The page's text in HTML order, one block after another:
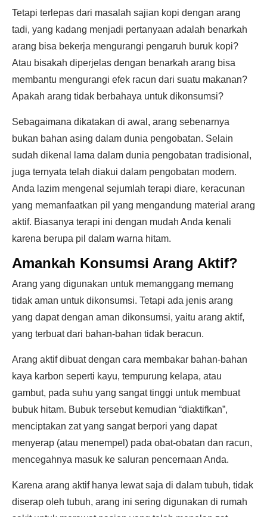
Tetapi terlepas dari masalah sajian kopi dengan arang
tadi, yang kadang menjadi pertanyaan adalah benarkah
arang bisa bekerja mengurangi pengaruh buruk kopi?
Atau bisakah diperjelas dengan benarkah arang bisa
membantu mengurangi efek racun dari suatu makanan?
Apakah arang tidak berbahaya untuk dikonsumsi?
Sebagaimana dikatakan di awal, arang sebenarnya
bukan bahan asing dalam dunia pengobatan. Selain
sudah dikenal lama dalam dunia pengobatan tradisional,
juga ternyata telah diakui dalam pengobatan modern.
Anda lazim mengenal sejumlah terapi diare, keracunan
yang memanfaatkan pil yang mengandung material arang
aktif. Biasanya terapi ini dengan mudah Anda kenali
karena berupa pil dalam warna hitam.
Amankah Konsumsi Arang Aktif?
Arang yang digunakan untuk memanggang memang
tidak aman untuk dikonsumsi. Tetapi ada jenis arang
yang dapat dengan aman dikonsumsi, yaitu arang aktif,
yang terbuat dari bahan-bahan tidak beracun.
Arang aktif dibuat dengan cara membakar bahan-bahan
kaya karbon seperti kayu, tempurung kelapa, atau
gambut, pada suhu yang sangat tinggi untuk membuat
bubuk hitam. Bubuk tersebut kemudian “diaktifkan”,
menciptakan zat yang sangat berpori yang dapat
menyerap (atau menempel) pada obat-obatan dan racun,
mencegahnya masuk ke saluran pencernaan Anda.
Karena arang aktif hanya lewat saja di dalam tubuh, tidak
diserap oleh tubuh, arang ini sering digunakan di rumah